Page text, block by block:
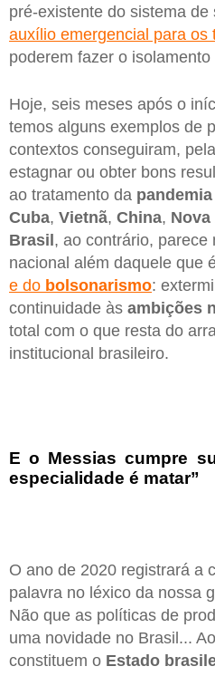
pré-existente do sistema
auxílio emergencial para os
poderem fazer o isolamento
Hoje, seis meses após o
temos alguns exemplos de
contextos conseguiram,
estagnar ou obter bons
ao tratamento da
Cuba, Vietnã, China, Nova
Brasil , ao contrário, parece
nacional além daquele que
e do bolsonarismo:
continuidade às ambições
total com o que resta do
institucional brasileiro.
E o Messias cumpre
especialidade é matar”
O ano de 2020 registrará a
palavra no léxico da nossa
Não que as políticas de
uma novidade no Brasil...
constituem o Estado